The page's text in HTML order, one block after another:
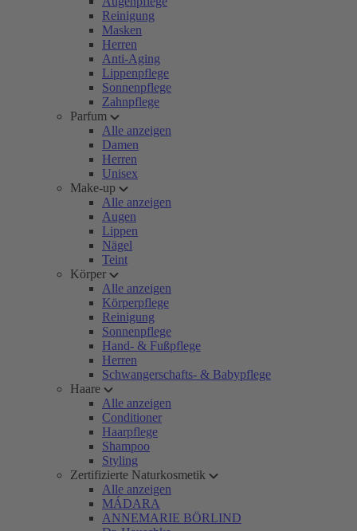
Reinigung
Masken
Herren
Anti-Aging
Lippenpflege
Sonnenpflege
Zahnpflege
Parfum
Alle anzeigen
Damen
Herren
Unisex
Make-up
Alle anzeigen
Augen
Lippen
Nägel
Teint
Körper
Alle anzeigen
Körperpflege
Reinigung
Sonnenpflege
Hand- & Fußpflege
Herren
Schwangerschafts- & Babypflege
Haare
Alle anzeigen
Conditioner
Haarpflege
Shampoo
Styling
Zertifizierte Naturkosmetik
Alle anzeigen
MÁDARA
ANNEMARIE BÖRLIND